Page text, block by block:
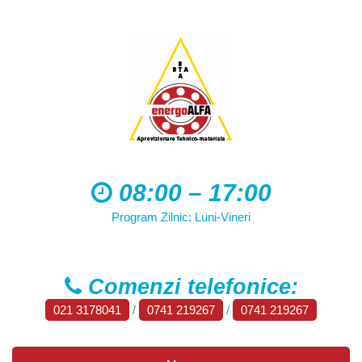
08:00 – 17:00
Program Zilnic: Luni-Vineri
Comenzi telefonice:
021 3178041 / 0741 219267 / 0741 219267